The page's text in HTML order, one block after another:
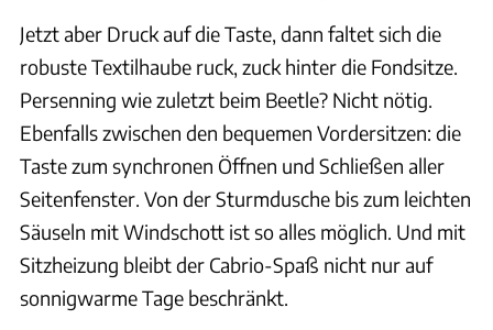
Jetzt aber Druck auf die Taste, dann faltet sich die
robuste Textilhaube ruck, zuck hinter die Fondsitze.
Persenning wie zuletzt beim Beetle? Nicht nötig.
Ebenfalls zwischen den bequemen Vordersitzen: die
Taste zum synchronen Öffnen und Schließen aller
Seitenfenster. Von der Sturmdusche bis zum leichten
Säuseln mit Windschott ist so alles möglich. Und mit
Sitzheizung bleibt der Cabrio-Spaß nicht nur auf
sonnigwarme Tage beschränkt.